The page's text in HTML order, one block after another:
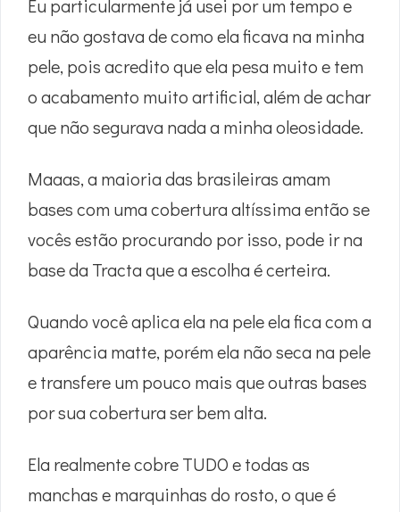
Eu particularmente já usei por um tempo e
eu não gostava de como ela ficava na minha
pele, pois acredito que ela pesa muito e tem
o acabamento muito artificial, além de achar
que não segurava nada a minha oleosidade.
Maaas, a maioria das brasileiras amam
bases com uma cobertura altíssima então se
vocês estão procurando por isso, pode ir na
base da Tracta que a escolha é certeira.
Quando você aplica ela na pele ela fica com a
aparência matte, porém ela não seca na pele
e transfere um pouco mais que outras bases
por sua cobertura ser bem alta.
Ela realmente cobre TUDO e todas as
manchas e marquinhas do rosto, o que é